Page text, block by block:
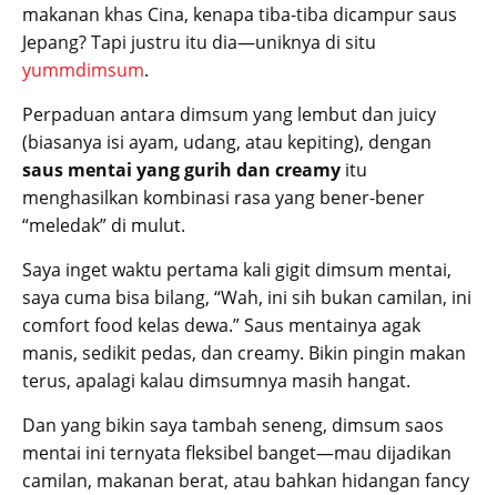
makanan khas Cina, kenapa tiba-tiba dicampur saus
Jepang? Tapi justru itu dia—uniknya di situ
yummdimsum.
Perpaduan antara dimsum yang lembut dan juicy
(biasanya isi ayam, udang, atau kepiting), dengan
saus mentai yang gurih dan creamy itu
menghasilkan kombinasi rasa yang bener-bener
“meledak” di mulut.
Saya inget waktu pertama kali gigit dimsum mentai,
saya cuma bisa bilang, “Wah, ini sih bukan camilan, ini
comfort food kelas dewa.” Saus mentainya agak
manis, sedikit pedas, dan creamy. Bikin pingin makan
terus, apalagi kalau dimsumnya masih hangat.
Dan yang bikin saya tambah seneng, dimsum saos
mentai ini ternyata fleksibel banget—mau dijadikan
camilan, makanan berat, atau bahkan hidangan fancy